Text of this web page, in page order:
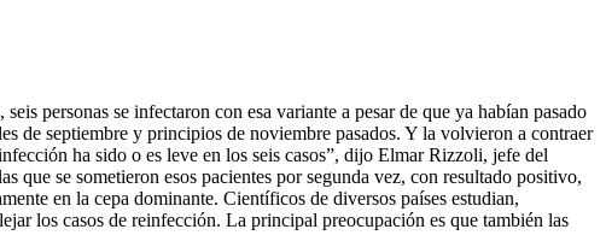
personas se infectaron con esa variante a pesar de que ya habían pasado
de septiembre y principios de noviembre pasados. Y la volvieron a contraer
ha sido o es leve en los seis casos”, dijo Elmar Rizzoli, jefe del
que se sometieron esos pacientes por segunda vez, con resultado positivo,
en la cepa dominante. Científicos de diversos países estudian,
los casos de reinfección. La principal preocupación es que también las